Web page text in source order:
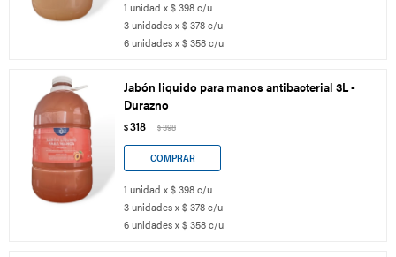
1 unidad x $ 398 c/u
3 unidades x $ 378 c/u
6 unidades x $ 358 c/u
Jabón liquido para manos antibacterial 3L -
Durazno
$318 $398
1 unidad x $ 398 c/u
3 unidades x $ 378 c/u
6 unidades x $ 358 c/u